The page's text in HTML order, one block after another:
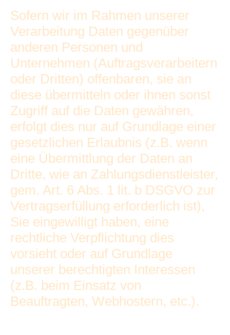
Sofern wir im Rahmen unserer
Verarbeitung Daten gegenüber
anderen Personen und
Unternehmen (Auftragsverarbeitern
oder Dritten) offenbaren, sie an
diese übermitteln oder ihnen sonst
Zugriff auf die Daten gewähren,
erfolgt dies nur auf Grundlage einer
gesetzlichen Erlaubnis (z.B. wenn
eine Übermittlung der Daten an
Dritte, wie an Zahlungsdienstleister,
gem. Art. 6 Abs. 1 lit. b DSGVO zur
Vertragserfüllung erforderlich ist),
Sie eingewilligt haben, eine
rechtliche Verpflichtung dies
vorsieht oder auf Grundlage
unserer berechtigten Interessen
(z.B. beim Einsatz von
Beauftragten, Webhostern, etc.).